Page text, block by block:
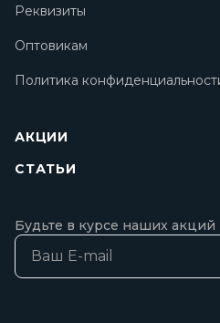
Реквизиты
Оптовикам
Политика
АКЦИИ
СТАТЬИ
Будьте в курсе наших акций